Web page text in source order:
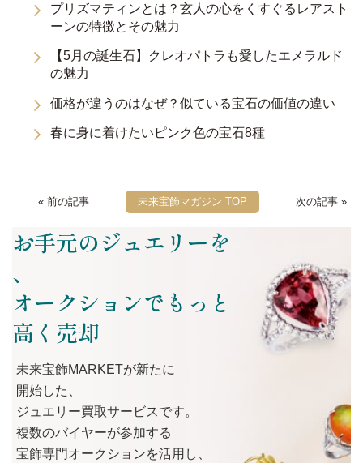
プリズマティンとは？玄人の心をくすぐるレアスト
ーンの特徴とその魅力
【5月の誕生石】クレオパトラも愛したエメラルド
の魅力
価格が違うのはなぜ？似ている宝石の価値の違い
春に身に着けたいピンク色の宝石8種
« 前の記事 未来宝飾マガジン TOP 次の記事 »
お手元のジュエリーを
、
オークションでもっと
高く売却
未来宝飾MARKETが新たに
開始した、
ジュエリー買取サービスです。
複数のバイヤーが参加する
宝飾専門オークションを活用し、